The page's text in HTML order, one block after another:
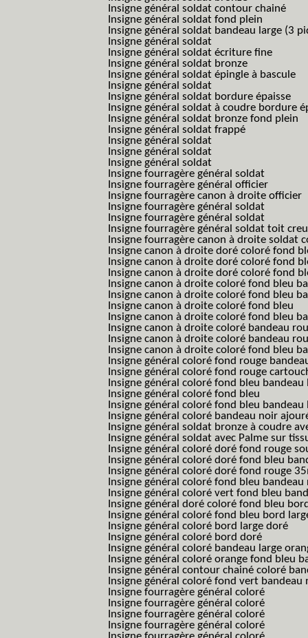
Insigne général soldat contour chainé
Insigne général soldat fond plein
Insigne général soldat bandeau large (3
Insigne général soldat
Insigne général soldat écriture fine
Insigne général soldat bronze
Insigne général soldat épingle à bascule
Insigne général soldat
Insigne général soldat bordure épaisse
Insigne général soldat à coudre bordure
Insigne général soldat bronze fond plein
Insigne général soldat frappé
Insigne général soldat
Insigne général soldat
Insigne général soldat
Insigne fourragère général soldat
Insigne fourragère général officier
Insigne fourragère canon à droite officier
Insigne fourragère général soldat
Insigne fourragère général soldat
Insigne fourragère général soldat toit
Insigne fourragère canon à droite soldat
Insigne canon à droite doré coloré fond
Insigne canon à droite doré coloré fond
Insigne canon à droite doré coloré fond
Insigne canon à droite coloré fond bleu
Insigne canon à droite coloré fond bleu
Insigne canon à droite coloré fond bleu
Insigne canon à droite coloré fond bleu
Insigne canon à droite coloré bandeau
Insigne canon à droite coloré bandeau
Insigne canon à droite coloré fond bleu
Insigne général coloré fond rouge
Insigne général coloré fond rouge
Insigne général coloré fond bleu bandeau
Insigne général coloré fond bleu
Insigne général coloré fond bleu bandeau
Insigne général coloré bandeau noir
Insigne général soldat bronze à coudre
Insigne général soldat avec Palme sur
Insigne général coloré doré fond rouge
Insigne général coloré doré fond bleu
Insigne général coloré doré fond rouge
Insigne général coloré fond bleu
Insigne général coloré vert fond bleu
Insigne général doré coloré fond bleu
Insigne général coloré fond bleu bord
Insigne général coloré bord large doré
Insigne général coloré bord doré
Insigne général coloré bandeau large
Insigne général coloré orange fond bleu
Insigne général contour chainé coloré
Insigne général coloré fond vert bandeau
Insigne fourragère général coloré
Insigne fourragère général coloré
Insigne fourragère général coloré
Insigne fourragère général coloré